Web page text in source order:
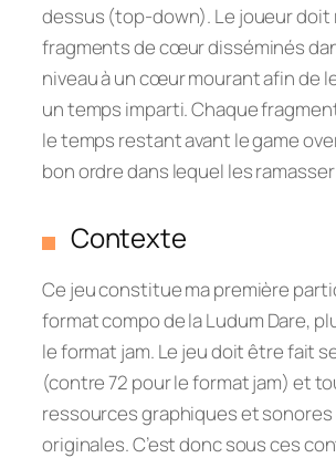
dessus (top-down). Le joueur doit
fragments de cœur disséminés
niveau à un cœur mourant afin de
un temps imparti. Chaque
le temps restant avant le game
bon ordre dans lequel les
Contexte
Ce jeu constitue ma première
formatcompode la Ludum Dare,
le format jam. Le jeu doit être fait
(contre 72 pour le format jam) et
ressources graphiques et
originales. C’est donc sous ces